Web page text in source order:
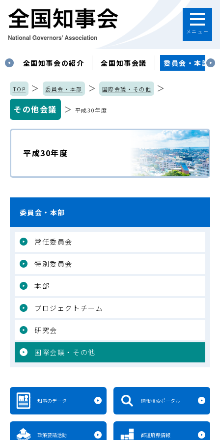
メニュー
全国知事会の紹介 全国知事会議 委員会・本部
TOP ＞ 委員会・本部 ＞ 国際会議・その他
＞
その他会議
＞ 平成30年度
平成30年度
委員会・本部
常任委員会
特別委員会
本部
プロジェクトチーム
研究会
国際会議・その他
知事のデータ 情報検索ポータル
政策要請活動 都道府県情報